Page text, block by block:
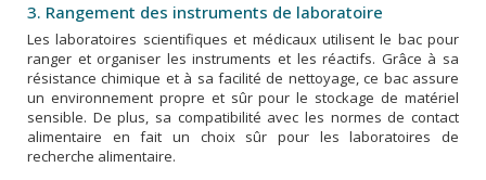
3. Rangement des instruments de laboratoire
Les laboratoires scientifiques et médicaux utilisent le bac pour
ranger et organiser les instruments et les réactifs. Grâce à sa
résistance chimique et à sa facilité de nettoyage, ce bac assure
un environnement propre et sûr pour le stockage de matériel
sensible. De plus, sa compatibilité avec les normes de contact
alimentaire en fait un choix sûr pour les laboratoires de
recherche alimentaire.